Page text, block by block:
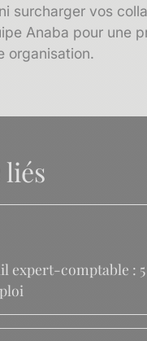
surcharger vos
Anaba pour une
organisation.
expert-comptable :